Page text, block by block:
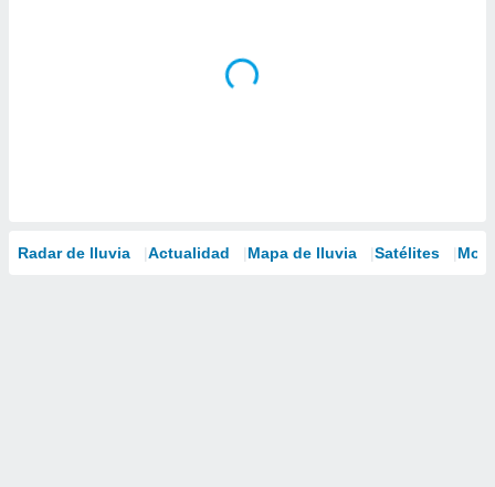
Radar de lluvia Actualidad Mapa de lluvia Satélites